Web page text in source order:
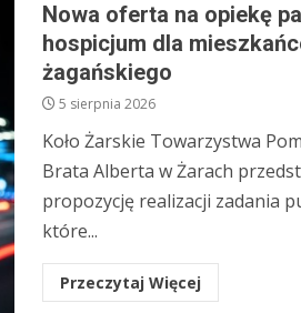
Nowa oferta na opiekę
hospicjum dla
żagańskiego
5 sierpnia 2026
Koło Żarskie Towarzystwa
Brata Alberta w Żarach
propozycję realizacji zadania
które...
Przeczytaj Więcej